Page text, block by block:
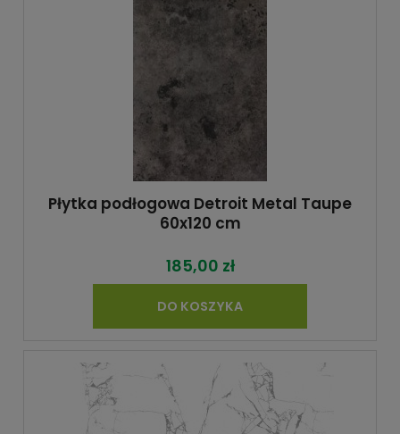
Płytka podłogowa Detroit Metal Taupe
60x120 cm
185,00 zł
DO KOSZYKA